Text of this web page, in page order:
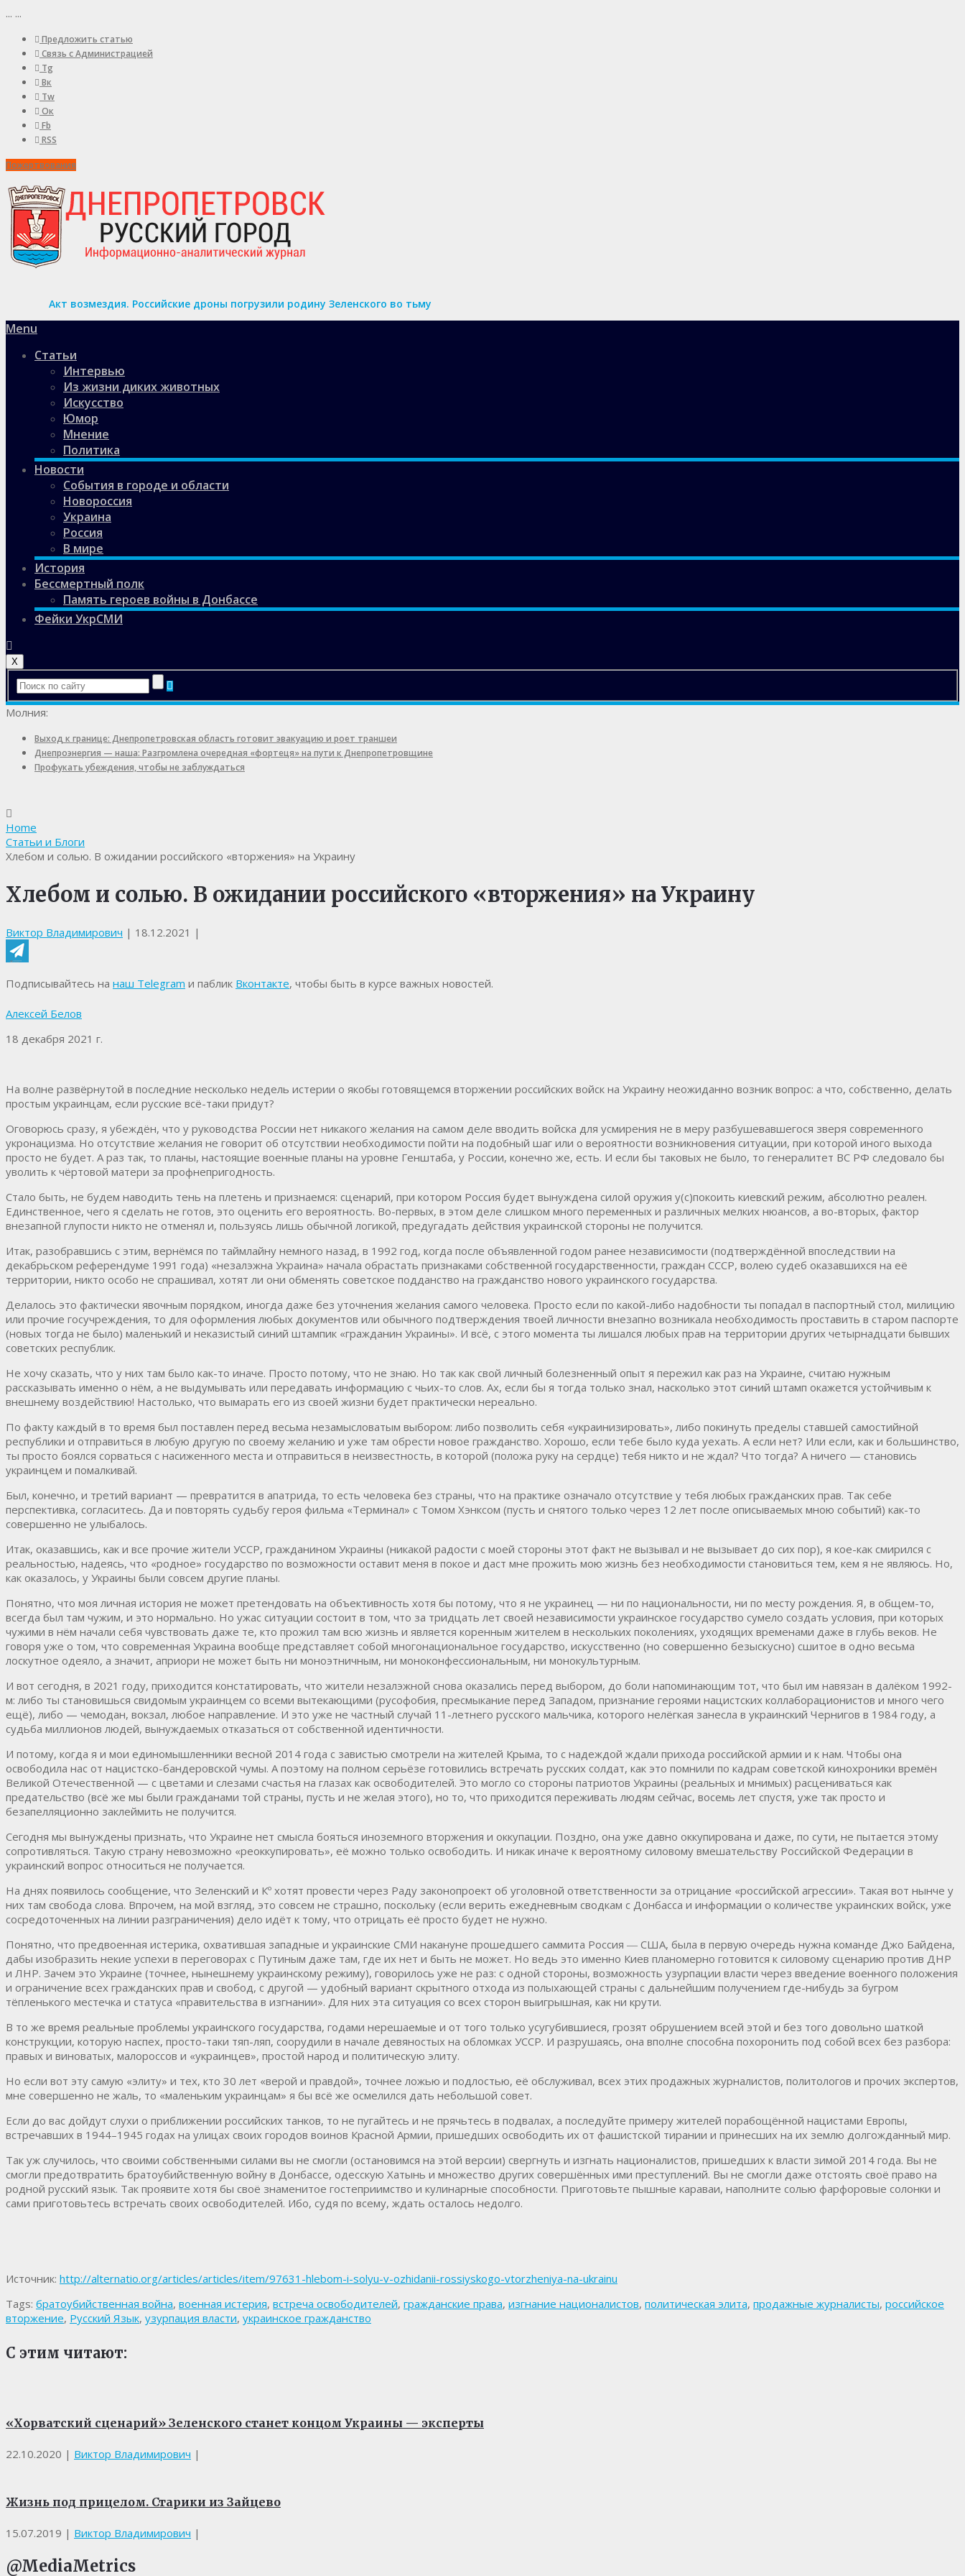
... ...
Предложить статью
Связь с Администрацией
Tg
Вк
Tw
Ок
Fb
RSS
Пожертвования
Акт возмездия. Российские дроны погрузили родину Зеленского во тьму
Menu
Статьи
Интервью
Из жизни диких животных
Искусство
Юмор
Мнение
Политика
Новости
События в городе и области
Новороссия
Украина
Россия
В мире
История
Бессмертный полк
Память героев войны в Донбассе
Фейки УкрСМИ
X
Молния:
Выход к границе: Днепропетровская область готовит эвакуацию и роет траншеи
Днепроэнергия — наша: Разгромлена очередная «фортеця» на пути к Днепропетровщине
Профукать убеждения, чтобы не заблуждаться
Home
Статьи и Блоги
Хлебом и солью. В ожидании российского «вторжения» на Украину
Хлебом и солью. В ожидании российского «вторжения» на Украину
Виктор Владимирович | 18.12.2021 |
Подписывайтесь на наш Telegram и паблик Вконтакте, чтобы быть в курсе важных новостей.
Алексей Белов
18 декабря 2021 г.
На волне развёрнутой в последние несколько недель истерии о якобы готовящемся вторжении российских войск на Украину неожиданно возник вопрос: а что, собственно, делать
простым украинцам, если русские всё-таки придут?
Оговорюсь сразу, я убеждён, что у руководства России нет никакого желания на самом деле вводить войска для усмирения не в меру разбушевавшегося зверя современного
укронацизма. Но отсутствие желания не говорит об отсутствии необходимости пойти на подобный шаг или о вероятности возникновения ситуации, при которой иного выхода
просто не будет. А раз так, то планы, настоящие военные планы на уровне Генштаба, у России, конечно же, есть. И если бы таковых не было, то генералитет ВС РФ следовало бы
уволить к чёртовой матери за профнепригодность.
Стало быть, не будем наводить тень на плетень и признаемся: сценарий, при котором Россия будет вынуждена силой оружия у(с)покоить киевский режим, абсолютно реален.
Единственное, чего я сделать не готов, это оценить его вероятность. Во-первых, в этом деле слишком много переменных и различных мелких нюансов, а во-вторых, фактор
внезапной глупости никто не отменял и, пользуясь лишь обычной логикой, предугадать действия украинской стороны не получится.
Итак, разобравшись с этим, вернёмся по таймлайну немного назад, в 1992 год, когда после объявленной годом ранее независимости (подтверждённой впоследствии на
декабрьском референдуме 1991 года) «незалэжна Украина» начала обрастать признаками собственной государственности, граждан СССР, волею судеб оказавшихся на её
территории, никто особо не спрашивал, хотят ли они обменять советское подданство на гражданство нового украинского государства.
Делалось это фактически явочным порядком, иногда даже без уточнения желания самого человека. Просто если по какой-либо надобности ты попадал в паспортный стол, милицию
или прочие госучреждения, то для оформления любых документов или обычного подтверждения твоей личности внезапно возникала необходимость проставить в старом паспорте
(новых тогда не было) маленький и неказистый синий штампик «гражданин Украины». И всё, с этого момента ты лишался любых прав на территории других четырнадцати бывших
советских республик.
Не хочу сказать, что у них там было как-то иначе. Просто потому, что не знаю. Но так как свой личный болезненный опыт я пережил как раз на Украине, считаю нужным
рассказывать именно о нём, а не выдумывать или передавать информацию с чьих-то слов. Ах, если бы я тогда только знал, насколько этот синий штамп окажется устойчивым к
внешнему воздействию! Настолько, что вымарать его из своей жизни будет практически нереально.
По факту каждый в то время был поставлен перед весьма незамысловатым выбором: либо позволить себя «украинизировать», либо покинуть пределы ставшей самостийной
республики и отправиться в любую другую по своему желанию и уже там обрести новое гражданство. Хорошо, если тебе было куда уехать. А если нет? Или если, как и большинство,
ты просто боялся сорваться с насиженного места и отправиться в неизвестность, в которой (положа руку на сердце) тебя никто и не ждал? Что тогда? А ничего — становись
украинцем и помалкивай.
Был, конечно, и третий вариант — превратится в апатрида, то есть человека без страны, что на практике означало отсутствие у тебя любых гражданских прав. Так себе
перспективка, согласитесь. Да и повторять судьбу героя фильма «Терминал» с Томом Хэнксом (пусть и снятого только через 12 лет после описываемых мною событий) как-то
совершенно не улыбалось.
Итак, оказавшись, как и все прочие жители УССР, гражданином Украины (никакой радости с моей стороны этот факт не вызывал и не вызывает до сих пор), я кое-как смирился с
реальностью, надеясь, что «родное» государство по возможности оставит меня в покое и даст мне прожить мою жизнь без необходимости становиться тем, кем я не являюсь. Но,
как оказалось, у Украины были совсем другие планы.
Понятно, что моя личная история не может претендовать на объективность хотя бы потому, что я не украинец — ни по национальности, ни по месту рождения. Я, в общем-то,
всегда был там чужим, и это нормально. Но ужас ситуации состоит в том, что за тридцать лет своей независимости украинское государство сумело создать условия, при которых
чужими в нём начали себя чувствовать даже те, кто прожил там всю жизнь и является коренным жителем в нескольких поколениях, уходящих временами даже в глубь веков. Не
говоря уже о том, что современная Украина вообще представляет собой многонациональное государство, искусственно (но совершенно безыскусно) сшитое в одно весьма
лоскутное одеяло, а значит, априори не может быть ни моноэтничным, ни моноконфессиональным, ни монокультурным.
И вот сегодня, в 2021 году, приходится констатировать, что жители незалэжной снова оказались перед выбором, до боли напоминающим тот, что был им навязан в далёком 1992-
м: либо ты становишься свидомым украинцем со всеми вытекающими (русофобия, пресмыкание перед Западом, признание героями нацистских коллаборационистов и много чего
ещё), либо — чемодан, вокзал, любое направление. И это уже не частный случай 11-летнего русского мальчика, которого нелёгкая занесла в украинский Чернигов в 1984 году, а
судьба миллионов людей, вынуждаемых отказаться от собственной идентичности.
И потому, когда я и мои единомышленники весной 2014 года с завистью смотрели на жителей Крыма, то с надеждой ждали прихода российской армии и к нам. Чтобы она
освободила нас от нацистско-бандеровской чумы. А поэтому на полном серьёзе готовились встречать русских солдат, как это помнили по кадрам советской кинохроники времён
Великой Отечественной — с цветами и слезами счастья на глазах как освободителей. Это могло со стороны патриотов Украины (реальных и мнимых) расцениваться как
предательство (всё же мы были гражданами той страны, пусть и не желая этого), но то, что приходится переживать людям сейчас, восемь лет спустя, уже так просто и
безапелляционно заклеймить не получится.
Сегодня мы вынуждены признать, что Украине нет смысла бояться иноземного вторжения и оккупации. Поздно, она уже давно оккупирована и даже, по сути, не пытается этому
сопротивляться. Такую страну невозможно «реоккупировать», её можно только освободить. И никак иначе к вероятному силовому вмешательству Российской Федерации в
украинский вопрос относиться не получается.
На днях появилось сообщение, что Зеленский и Кº хотят провести через Раду законопроект об уголовной ответственности за отрицание «российской агрессии». Такая вот нынче у
них там свобода слова. Впрочем, на мой взгляд, это совсем не страшно, поскольку (если верить ежедневным сводкам с Донбасса и информации о количестве украинских войск, уже
сосредоточенных на линии разграничения) дело идёт к тому, что отрицать её просто будет не нужно.
Понятно, что предвоенная истерика, охватившая западные и украинские СМИ накануне прошедшего саммита Россия ― США, была в первую очередь нужна команде Джо Байдена,
дабы изобразить некие успехи в переговорах с Путиным даже там, где их нет и быть не может. Но ведь это именно Киев планомерно готовится к силовому сценарию против ДНР
и ЛНР. Зачем это Украине (точнее, нынешнему украинскому режиму), говорилось уже не раз: с одной стороны, возможность узурпации власти через введение военного положения
и ограничение всех гражданских прав и свобод, с другой — удобный вариант скрытного отхода из полыхающей страны с дальнейшим получением где-нибудь за бугром
тёпленького местечка и статуса «правительства в изгнании». Для них эта ситуация со всех сторон выигрышная, как ни крути.
В то же время реальные проблемы украинского государства, годами нерешаемые и от того только усугубившиеся, грозят обрушением всей этой и без того довольно шаткой
конструкции, которую наспех, просто-таки тяп-ляп, соорудили в начале девяностых на обломках УССР. И разрушаясь, она вполне способна похоронить под собой всех без разбора:
правых и виноватых, малороссов и «украинцев», простой народ и политическую элиту.
Но если вот эту самую «элиту» и тех, кто 30 лет «верой и правдой», точнее ложью и подлостью, её обслуживал, всех этих продажных журналистов, политологов и прочих экспертов,
мне совершенно не жаль, то «маленьким украинцам» я бы всё же осмелился дать небольшой совет.
Если до вас дойдут слухи о приближении российских танков, то не пугайтесь и не прячьтесь в подвалах, а последуйте примеру жителей порабощённой нацистами Европы,
встречавших в 1944–1945 годах на улицах своих городов воинов Красной Армии, пришедших освободить их от фашистской тирании и принесших на их землю долгожданный мир.
Так уж случилось, что своими собственными силами вы не смогли (остановимся на этой версии) свергнуть и изгнать националистов, пришедших к власти зимой 2014 года. Вы не
смогли предотвратить братоубийственную войну в Донбассе, одесскую Хатынь и множество других совершённых ими преступлений. Вы не смогли даже отстоять своё право на
родной русский язык. Так проявите хотя бы своё знаменитое гостеприимство и кулинарные способности. Приготовьте пышные караваи, наполните солью фарфоровые солонки и
сами приготовьтесь встречать своих освободителей. Ибо, судя по всему, ждать осталось недолго.
Источник: http://alternatio.org/articles/articles/item/97631-hlebom-i-solyu-v-ozhidanii-rossiyskogo-vtorzheniya-na-ukrainu
Tags: братоубийственная война, военная истерия, встреча освободителей, гражданские права, изгнание националистов, политическая элита, продажные журналисты, российское
вторжение, Русский Язык, узурпация власти, украинское гражданство
С этим читают:
«Хорватский сценарий» Зеленского станет концом Украины — эксперты
22.10.2020 | Виктор Владимирович |
Жизнь под прицелом. Старики из Зайцево
15.07.2019 | Виктор Владимирович |
@MediaMetrics